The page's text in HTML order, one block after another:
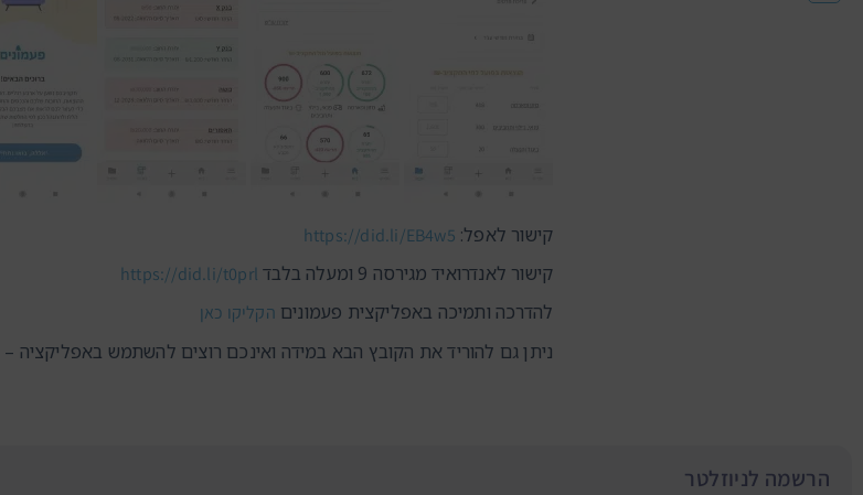
קישור לאפל: https://did.li/EB4w5
קישור לאנדרואיד מגירסה 9 ומעלה בלבד https://did.li/t0prl
להדרכה ותמיכה באפליקצית פעמונים הקליקו כאן
ניתן גם להוריד את הקובץ הבא במידה ואינכם רוצים להשתמש באפליקציה –
הרשמה לניוזלטר